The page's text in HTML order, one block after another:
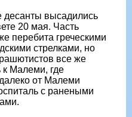
высадились
20 мая. Часть
перебита греческими
стрелками, но
все же
к Малеми, где
от Малеми
с ранеными